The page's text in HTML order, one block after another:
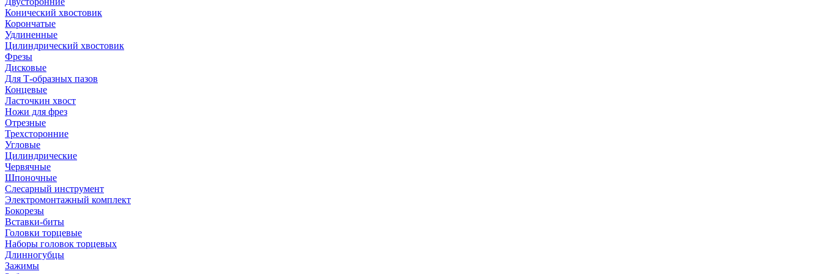
Конический хвостовик
Корончатые
Удлиненные
Цилиндрический хвостовик
Фрезы
Дисковые
Для Т-образных пазов
Концевые
Ласточкин хвост
Ножи для фрез
Отрезные
Трехсторонние
Угловые
Цилиндрические
Червячные
Шпоночные
Слесарный инструмент
Электромонтажный комплект
Бокорезы
Вставки-биты
Головки торцевые
Наборы головок торцевых
Длинногубцы
Зажимы